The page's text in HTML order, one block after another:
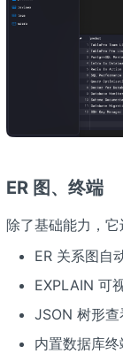
ER 图、终端
除了基础能力，
ER 关系图自
EXPLAIN 可
JSON 树形查
内置数据库终